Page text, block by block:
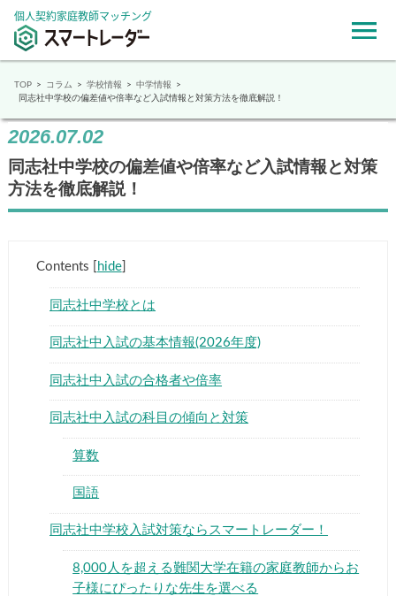
個人契約家庭教師マッチング
▶
▶
TOP コラム 学校情報
中学情報
同志社中学校の偏差値や倍率など入試情報と対策方法を徹底解説！
2026.07.02
同志社中学校の偏差値や倍率など入試情報と対策
方法を徹底解説！
Contents hide]
同志社中学校とは
同志社中入試の基本情報(2026年度)
同志社中入試の合格者や倍率
同志社中入試の科目の傾向と対策
算数
国語
同志社中学校入試対策ならスマートレーダー！
8,000人を超える難関大学在籍の家庭教師からお
子様にぴったりな先生を選べる